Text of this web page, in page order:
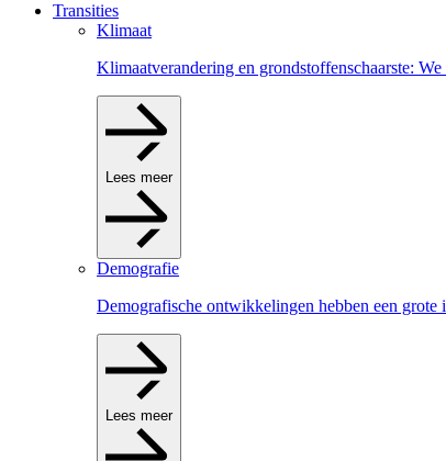
Transities
Klimaat
Klimaatverandering en grondstoffenschaarste:
Lees meer
Demografie
Demografische ontwikkelingen hebben een
Lees meer